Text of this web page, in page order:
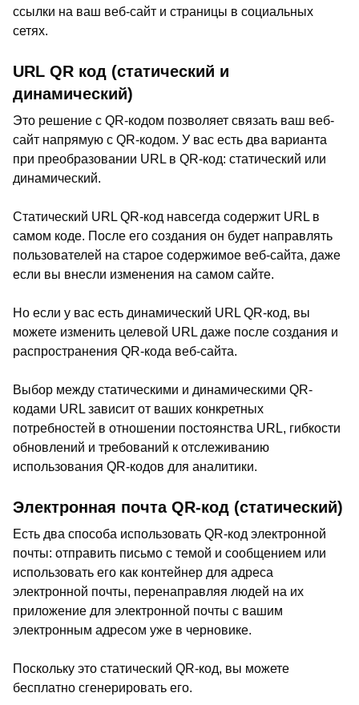
ссылки на ваш веб-сайт и страницы в социальных
сетях.
URL QR код (статический и
динамический)
Это решение с QR-кодом позволяет связать ваш веб-
сайт напрямую с QR-кодом. У вас есть два варианта
при преобразовании URL в QR-код: статический или
динамический.
Статический URL QR-код навсегда содержит URL в
самом коде. После его создания он будет направлять
пользователей на старое содержимое веб-сайта, даже
если вы внесли изменения на самом сайте.
Но если у вас есть динамический URL QR-код, вы
можете изменить целевой URL даже после создания и
распространения QR-кода веб-сайта.
Выбор между статическими и динамическими QR-
кодами URL зависит от ваших конкретных
потребностей в отношении постоянства URL, гибкости
обновлений и требований к отслеживанию
использования QR-кодов для аналитики.
Электронная почта QR-код (статический)
Есть два способа использовать QR-код электронной
почты: отправить письмо с темой и сообщением или
использовать его как контейнер для адреса
электронной почты, перенаправляя людей на их
приложение для электронной почты с вашим
электронным адресом уже в черновике.
Поскольку это статический QR-код, вы можете
бесплатно сгенерировать его.